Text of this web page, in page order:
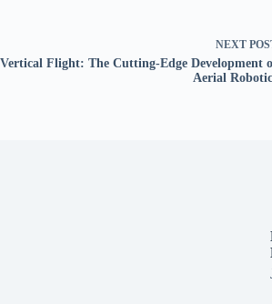
NEXT
Flight: The Cutting-Edge Development
Aerial